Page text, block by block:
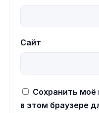
Сайт
Сохранить моё
в этом браузере